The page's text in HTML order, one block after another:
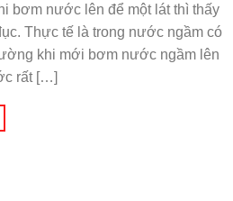
bơm nước lên để một lát thì thấy
Thực tế là trong nước ngầm có
khi mới bơm nước ngầm lên
rất […]